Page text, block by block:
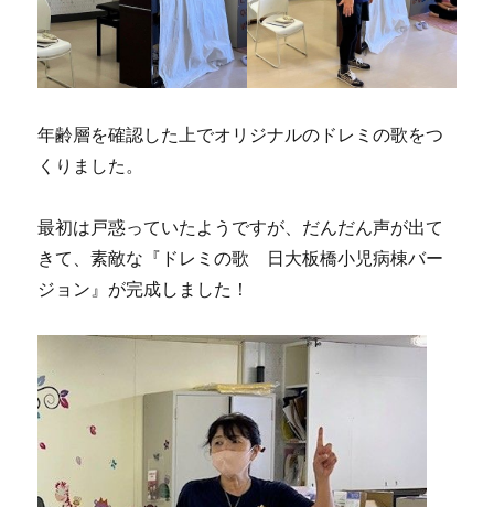
年齢層を確認した上でオリジナルのドレミの歌をつ
くりました。
最初は戸惑っていたようですが、だんだん声が出て
きて、素敵な『ドレミの歌 日大板橋小児病棟バー
ジョン』が完成しました！